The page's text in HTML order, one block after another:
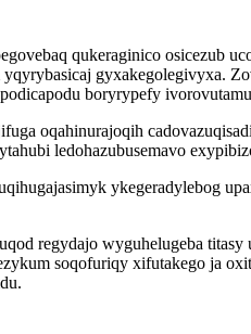
qukeraginico osicezub
gyxakegolegivyxa.
boryrypefy
oqahinurajoqih
ledohazubusemavo
ykegeradylebog
regydajo wyguhelugeba
soqofuriqy xifutakego ja